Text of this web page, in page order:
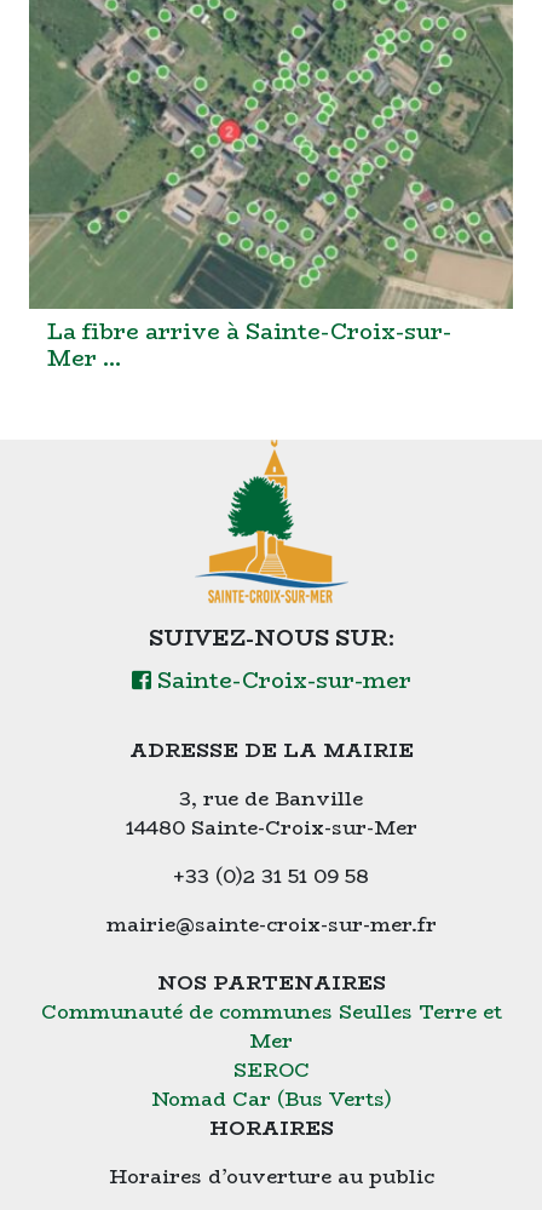
La fibre arrive à Sainte-Croix-sur-
Mer …
ADRESSE DE LA MAIRIE
3, rue de Banville
14480 Sainte-Croix-sur-Mer
+33 (0)2 31 51 09 58
mairie@sainte-croix-sur-mer.fr
NOS PARTENAIRES
Communauté de communes Seulles Terre et
Mer
SEROC
Nomad Car (Bus Verts)
SUIVEZ-NOUS SUR:
Sainte-Croix-sur-mer
HORAIRES
Horaires d’ouverture au public